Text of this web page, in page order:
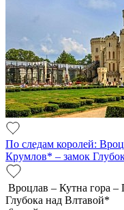
По следам королей:
Крумлов* – замок
Вроцлав – Кутна гора
Глубока над Влтавой*